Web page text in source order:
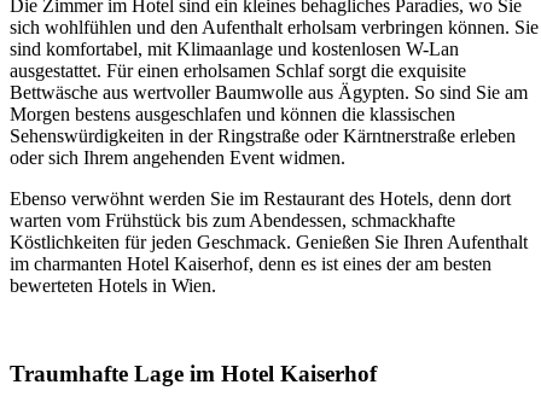
Die Zimmer im Hotel sind ein kleines behagliches Paradies, wo Sie
sich wohlfühlen und den Aufenthalt erholsam verbringen können. Sie
sind komfortabel, mit Klimaanlage und kostenlosen W-Lan
ausgestattet. Für einen erholsamen Schlaf sorgt die exquisite
Bettwäsche aus wertvoller Baumwolle aus Ägypten. So sind Sie am
Morgen bestens ausgeschlafen und können die klassischen
Sehenswürdigkeiten in der Ringstraße oder Kärntnerstraße erleben
oder sich Ihrem angehenden Event widmen.
Ebenso verwöhnt werden Sie im Restaurant des Hotels, denn dort
warten vom Frühstück bis zum Abendessen, schmackhafte
Köstlichkeiten für jeden Geschmack. Genießen Sie Ihren Aufenthalt
im charmanten Hotel Kaiserhof, denn es ist eines der am besten
bewerteten Hotels in Wien.
Traumhafte Lage im Hotel Kaiserhof